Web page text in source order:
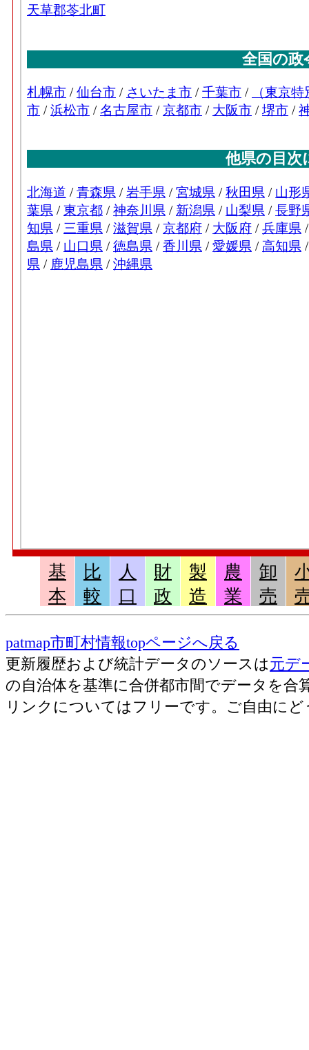
基
本
比
較
人
口
財
政
製
造
農
業
卸
売
patmap市町村情報topページへ戻る
更新履歴および統計データのソースは元デ
の自治体を基準に合併都市間でデータを合
リンクについてはフリーです。ご自由にど